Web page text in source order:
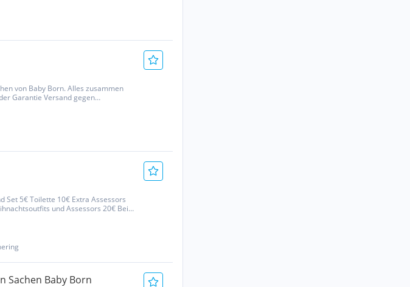
von Baby Born. Alles zusammen
Garantie Versand gegen
Set 5€ Toilette 10€ Extra Assessors
und Assessors 20€ Bei
Sachen Baby Born